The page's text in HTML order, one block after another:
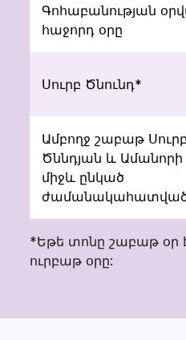
Գոհաբանության
հաջորդ օրը
Սուրբ Ծնունդ*
Ամբողջ շաբաթ Սուրբ
Ծննդյան և Ամանորի
միջև ընկած
*Եթե տոնը շաբաթ օր
ուրբաթ օրը: